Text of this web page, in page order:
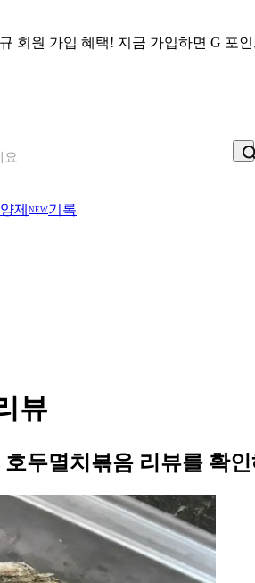
회원 가입 혜택! 지금 가입하면 G 포
요
제 NEW기록
뷰
두멸치볶음 리뷰를 확